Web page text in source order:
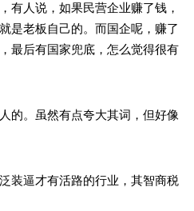
人说，如果民营企业赚了钱，
是老板自己的。而国企呢，赚了
最后有国家兜底，怎么觉得很有
。虽然有点夸大其词，但好像
逼才有活路的行业，其智商税